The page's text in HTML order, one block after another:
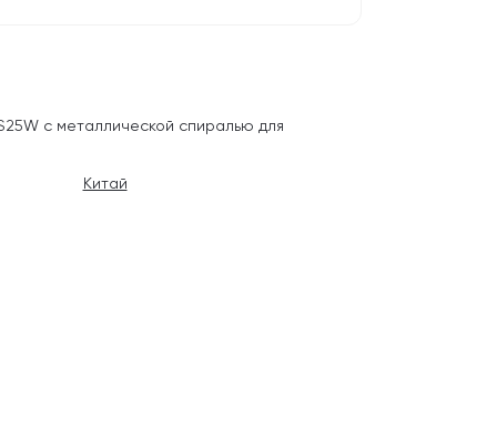
с металлической спиралью для
Китай